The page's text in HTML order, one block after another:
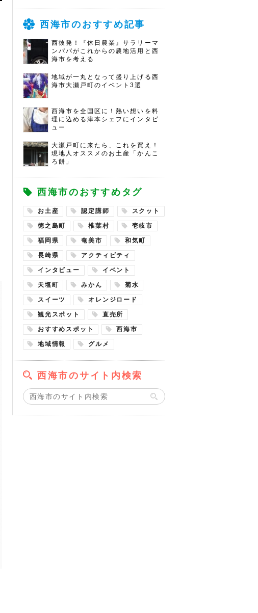
西海市のおすすめ記事
西彼発！『休日農業』サラリーマ
ンパパがこれからの農地活用と西
海市を考える
地域が一丸となって盛り上げる西
海市大瀬戸町のイベント3選
西海市を全国区に！熱い想いを料
理に込める津本シェフにインタビ
ュー
大瀬戸町に来たら、これを買え！
現地人オススメのお土産「かんこ
ろ餅」
西海市のおすすめタグ
お土産 認定講師 スクット
徳之島町 椎葉村 壱岐市
福岡県 奄美市 和気町
長崎県 アクティビティ
インタビュー イベント
天塩町 みかん 菊水
スイーツ オレンジロード
観光スポット 直売所
おすすめスポット 西海市
地域情報 グルメ
西海市のサイト内検索